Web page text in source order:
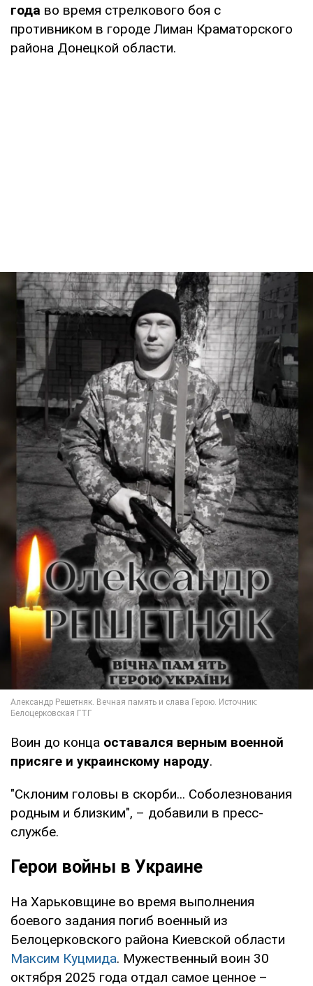
года во время стрелкового боя с
противником в городе Лиман Краматорского
района Донецкой области.
Воин до конца оставался верным военной
присяге и украинскому народу.
"Склоним головы в скорби... Соболезнования
родным и близким", – добавили в пресс-
службе.
Герои войны в Украине
На Харьковщине во время выполнения
боевого задания погиб военный из
Белоцерковского района Киевской области
Максим Куцмида. Мужественный воин 30
октября 2025 года отдал самое ценное –